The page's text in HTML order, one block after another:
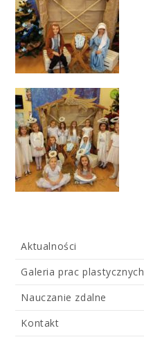
Aktualności
Galeria prac plastycznych
Nauczanie zdalne
Kontakt